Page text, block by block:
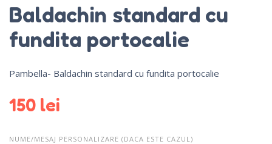
Baldachin standard cu
fundita portocalie
Pambella- Baldachin standard cu fundita portocalie
150 lei
NUME/MESAJ PERSONALIZARE (DACA ESTE CAZUL)